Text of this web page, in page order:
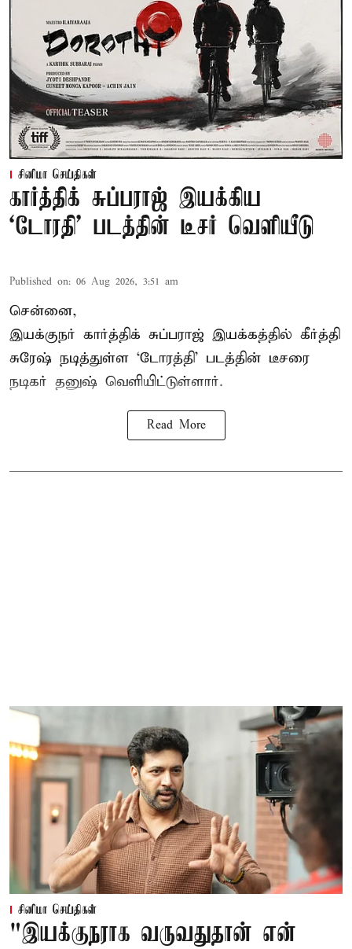
சினிமா செய்திகள்
கார்த்திக் சுப்பராஜ் இயக்கிய
`டோரதி' படத்தின் டீசர் வெளியீடு
Published on: 06 Aug 2026, 3:51 am
சென்னை,
இயக்குநர் கார்த்திக் சுப்பராஜ் இயக்கத்தில் கீர்த்தி
சுரேஷ் நடித்துள்ள `டோரத்தி' படத்தின் டீசரை
நடிகர் தனுஷ் வெளியிட்டுள்ளார்.
Read More
சினிமா செய்திகள்
"இயக்குநராக வருவதுதான் என்